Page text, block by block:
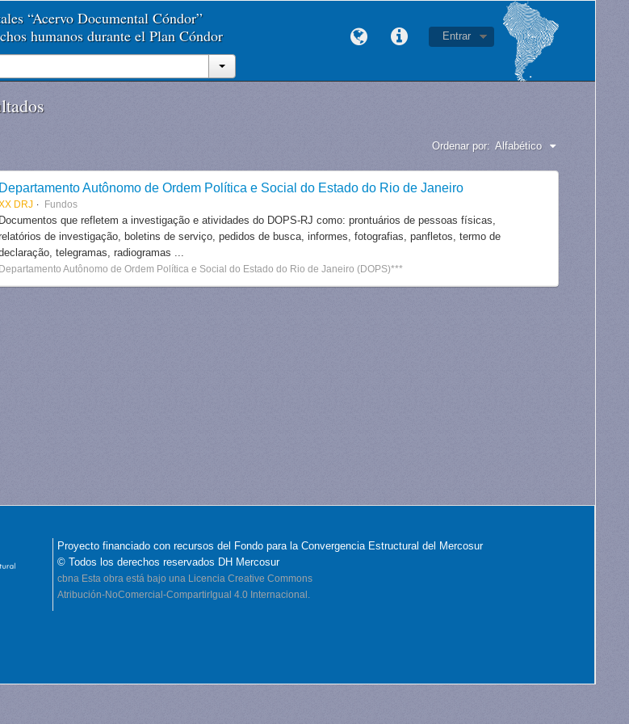
“Acervo Documental Cóndor”
humanos durante el Plan Cóndor
Entrar
Ordenar por: Alfabético
Departamento Autônomo de Ordem Política e Social do Estado do Rio de Janeiro
DRJ Fundos
Documentos que refletem a investigação e atividades do DOPS-RJ como: prontuários de pessoas físicas,
de investigação, boletins de serviço, pedidos de busca, informes, fotografias, panfletos, termo de
telegramas, radiogramas ...
Departamento Autônomo de Ordem Política e Social do Estado do Rio de Janeiro (DOPS)***
Proyecto financiado con recursos del Fondo para la Convergencia Estructural del Mercosur
© Todos los derechos reservados DH Mercosur
cbna Esta obra está bajo una Licencia Creative Commons
Atribución-NoComercial-CompartirIgual 4.0 Internacional.